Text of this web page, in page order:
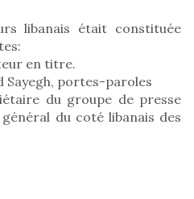
libanais était constituée
en titre.
Sayegh, portes-paroles
du groupe de presse
du coté libanais des